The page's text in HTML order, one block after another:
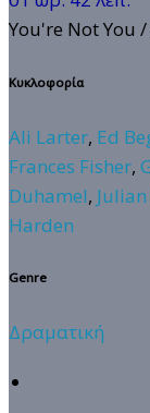
You're Not You /
Κυκλοφορία
Ali Larter, Ed
Frances Fisher,
Duhamel,
Harden
Genre
Δραματική